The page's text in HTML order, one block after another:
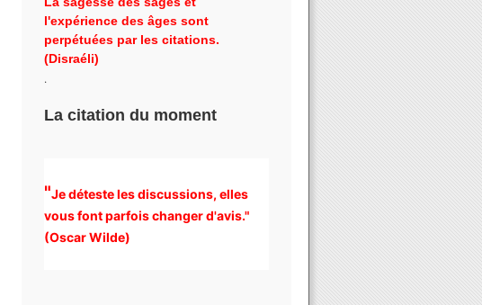
l'expérience des âges sont
perpétuées par les citations.
(Disraéli)
.
La citation du moment
"Je déteste les discussions, elles
vous font parfois changer d'avis."
(Oscar Wilde)